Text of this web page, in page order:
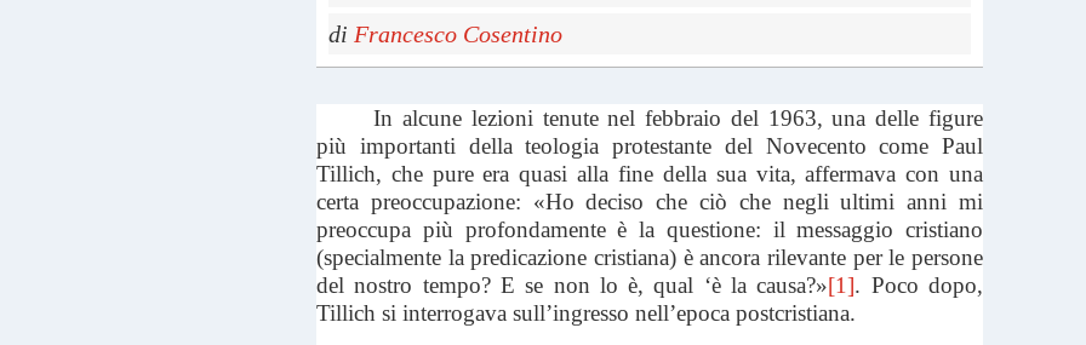
di Francesco Cosentino
In alcune lezioni tenute nel febbraio del 1963, una delle figure
più importanti della teologia protestante del Novecento come Paul
Tillich, che pure era quasi alla fine della sua vita, affermava con una
certa preoccupazione: «Ho deciso che ciò che negli ultimi anni mi
preoccupa più profondamente è la questione: il messaggio cristiano
(specialmente la predicazione cristiana) è ancora rilevante per le persone
del nostro tempo? E se non lo è, qual ‘è la causa?»[1]. Poco dopo,
Tillich si interrogava sull’ingresso nell’epoca postcristiana.